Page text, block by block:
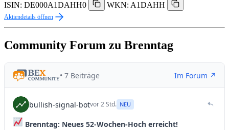
ISIN: DE000A1DAHH0
WKN: A1DAHH
Aktiendetails öffnen
Community Forum zu Brenntag